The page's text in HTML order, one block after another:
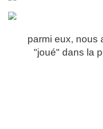
parmi eux, nous a
"joué" dans la